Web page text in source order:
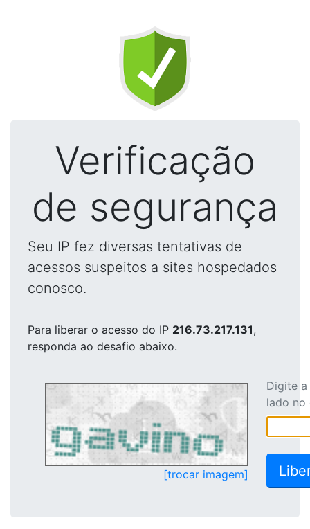
Verificação
de segurança
Seu IP fez diversas tentativas de
acessos suspeitos a sites hospedados
conosco.
Para liberar o acesso do IP 216.73.217.131,
responda ao desafio abaixo.
[trocar imagem]
Digite
lado no